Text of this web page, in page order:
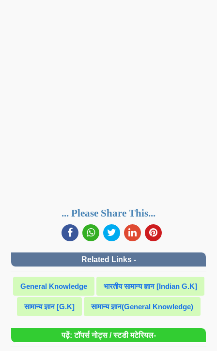
... Please Share This...
Related Links -
General Knowledge भारतीय सामान्य ज्ञान [Indian G.K]
सामान्य ज्ञान [G.K] सामान्य ज्ञान(General Knowledge)
पढ़ें: टॉपर्स नोट्स / स्टडी मटेरियल-